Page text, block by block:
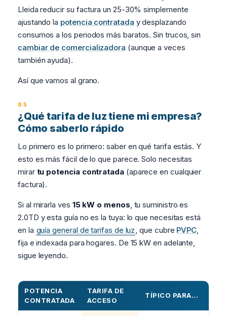
Lleida reducir su factura un 25-30% simplemente
ajustando la potencia contratada y desplazando
consumos a los periodos más baratos. Sin trucos, sin
cambiar de comercializadora (aunque a veces
también ayuda).
Así que vamos al grano.
¿Qué tarifa de luz tiene mi empresa?
Cómo saberlo rápido
Lo primero es lo primero: saber en qué tarifa estás. Y
esto es más fácil de lo que parece. Solo necesitas
mirar tu potencia contratada(aparece en cualquier
factura).
Si al mirarla ves 15 kW o menos, tu suministro es
2.0TD y esta guía no es la tuya: lo que necesitas está
en la guía general de tarifas de luz, que cubre PVPC,
fija e indexada para hogares. De 15 kW en adelante,
sigue leyendo.
POTENCIA
CONTRATADA
TARIFA DE
ACCESO
TÍPICO PARA...